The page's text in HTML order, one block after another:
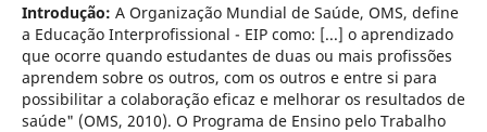
Introdução: A Organização Mundial de Saúde, OMS, define
a Educação Interprofissional - EIP como: [...] o aprendizado
que ocorre quando estudantes de duas ou mais profissões
aprendem sobre os outros, com os outros e entre si para
possibilitar a colaboração eficaz e melhorar os resultados de
saúde" (OMS, 2010). O Programa de Ensino pelo Trabalho